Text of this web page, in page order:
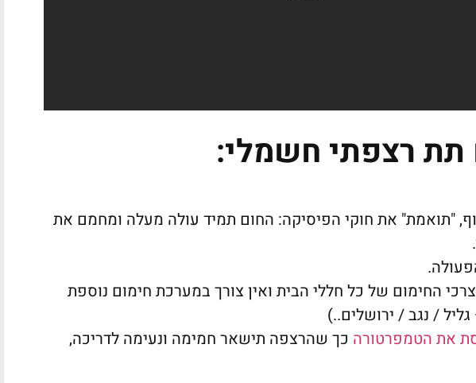
תת רצפתי חשמלי:
"תואמת" את חוקי הפיסיקה: החום תמיד עולה מעלה ומחמם את
החימום של כל חללי הבית ואין צורך במערכת חימום נוספת
/ נגב / ירושלים..)
את הטמפרטורה כך שהרצפה תישאר חמימה ונעימה לדריכה,